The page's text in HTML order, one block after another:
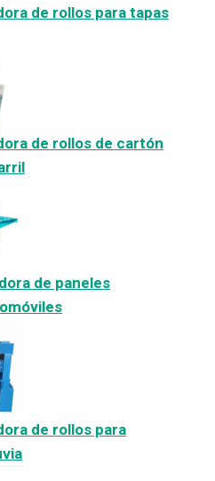
de rollos para tapas
de rollos de cartón
de paneles
de rollos para